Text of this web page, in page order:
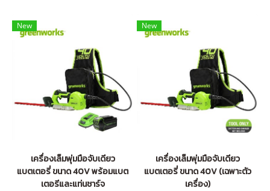
New
เครื่องเล็มพุ่มมือจับเดียว
แบตเตอรี่ ขนาด 40V พร้อมแบต
เตอรีและแท่นชาร์จ
New
เครื่องเล็มพุ่มมือจับเดียว
แบตเตอรี่ ขนาด 40V (เฉพาะตัว
เครื่อง)